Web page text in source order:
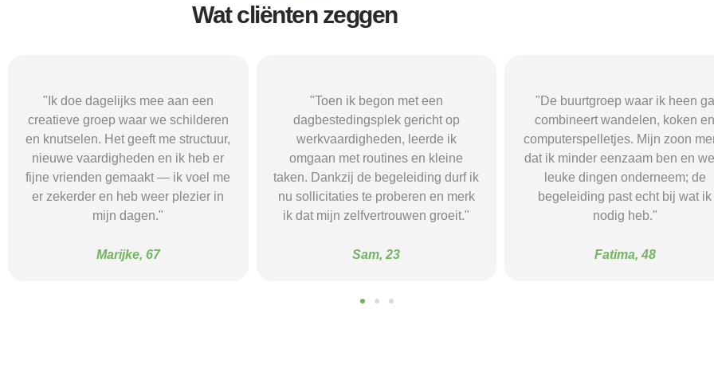
Wat cliënten zeggen
"Toen ik begon met een
dagbestedingsplek gericht op
werkvaardigheden, leerde ik
omgaan met routines en kleine
taken. Dankzij de begeleiding durf ik
nu sollicitaties te proberen en merk
ik dat mijn zelfvertrouwen groeit."
Sam, 23
"De buurtgroep waar ik heen ga
combineert wandelen, koken en
computerspelletjes. Mijn zoon merkt
dat ik minder eenzaam ben en weer
leuke dingen onderneem; de
begeleiding past echt bij wat ik
nodig heb."
Fatima, 48
"Ik doe dagelijks mee aan een
creatieve groep waar we
en knutselen. Het geeft me
nieuwe vaardigheden en ik heb
fijne vrienden gemaakt — ik voel
er zekerder en heb weer plezier in
mijn dagen."
Marijke, 67